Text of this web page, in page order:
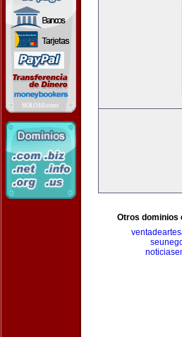
Otros dominios